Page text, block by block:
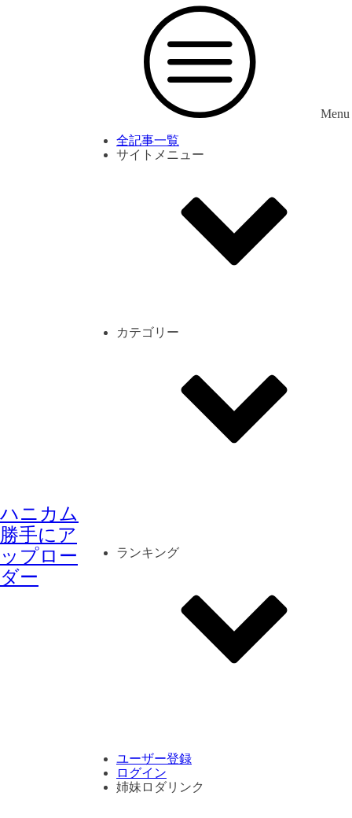
ハニカム
勝手にア
ップロー
ダー
Menu
全記事一覧
サイトメニュー
カテゴリー
ランキング
ユーザー登録
ログイン
姉妹ロダリンク